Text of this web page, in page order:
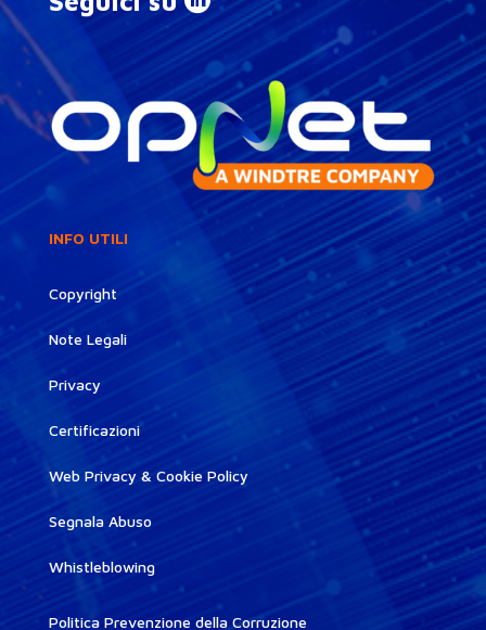
INFO UTILI
Copyright
Note Legali
Privacy
Certificazioni
Web Privacy & Cookie Policy
Segnala Abuso
Whistleblowing
Politica Prevenzione della Corruzione